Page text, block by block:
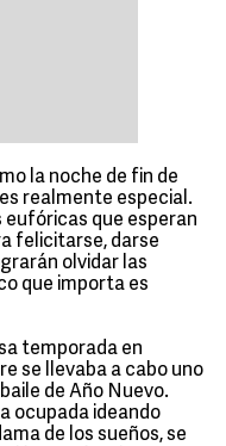
la noche de fin de
realmente especial.
eufóricas que esperan
felicitarse, darse
olvidar las
que importa es
temporada en
se llevaba a cabo uno
de Año Nuevo.
ocupada ideando
de los sueños, se